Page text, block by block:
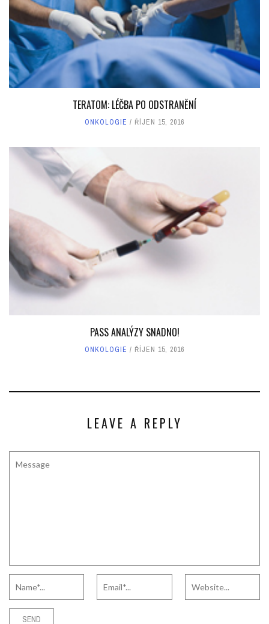
TERATOM: LÉČBA PO ODSTRANĚNÍ
ONKOLOGIE ŘÍJEN 15, 2016
PASS ANALÝZY SNADNO!
ONKOLOGIE ŘÍJEN 15, 2016
LEAVE A REPLY